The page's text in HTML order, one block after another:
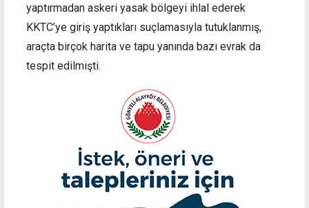
yaptırmadan askeri yasak bölgeyi ihlal ederek
KKTC’ye giriş yaptıkları suçlamasıyla tutuklanmış,
araçta birçok harita ve tapu yanında bazı evrak da
tespit edilmişti.